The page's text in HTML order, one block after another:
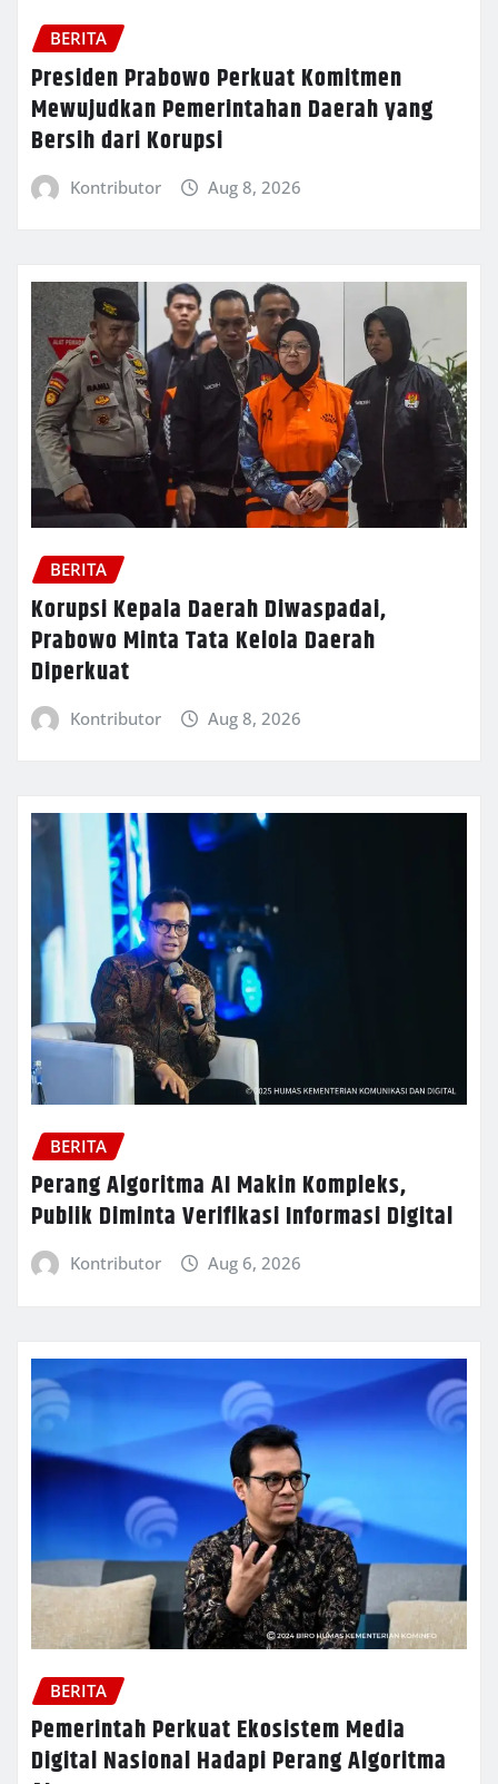
BERITA
Presiden Prabowo Perkuat Komitmen
Mewujudkan Pemerintahan Daerah yang
Bersih dari Korupsi
Kontributor Aug 8, 2026
BERITA
Korupsi Kepala Daerah Diwaspadai,
Prabowo Minta Tata Kelola Daerah
Diperkuat
Kontributor Aug 8, 2026
BERITA
Perang Algoritma AI Makin Kompleks,
Publik Diminta Verifikasi Informasi Digital
Kontributor Aug 6, 2026
BERITA
Pemerintah Perkuat Ekosistem Media
Digital Nasional Hadapi Perang Algoritma